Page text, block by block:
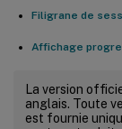
Filigrane de
Affichage
La version
anglais. Toute
est fournie